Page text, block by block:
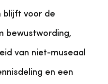
blijft voor de
bewustwording,
van niet-museaal
en een